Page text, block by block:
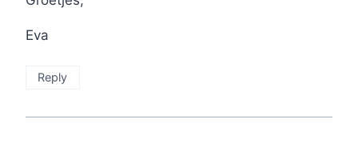
Eva
Reply